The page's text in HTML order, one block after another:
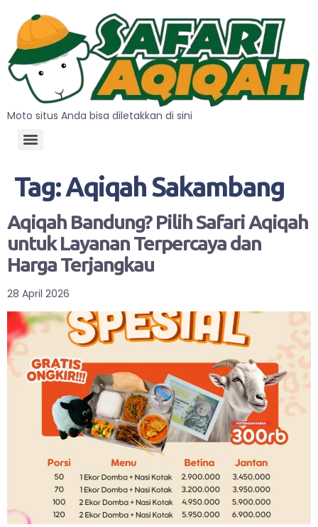
Moto situs Anda bisa diletakkan di sini
Tag:Aqiqah Sakambang
Aqiqah Bandung? Pilih Safari Aqiqah
untuk Layanan Terpercaya dan
Harga Terjangkau
28 April 2026